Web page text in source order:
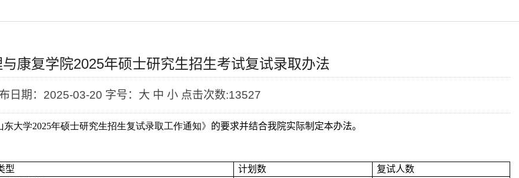
康复学院2025年硕士研究生招生考试复试录取办法
日期：2025-03-20 字号：大 中 小 点击次数:13527
东大学2025年硕士研究生招生复试录取工作通知》 的要求并结合我院实际制定本办法。
型 计划数
复试人数